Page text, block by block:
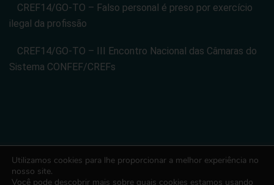
CREF14/GO-TO – Falso personal é preso por exercício
ilegal da profissão
CREF14/GO-TO – III Encontro Nacional das Câmaras do
Sistema CONFEF/CREFs
CONSELHO REGIONAL DE EDUCACAO FISICA DA 14 REGIAO -
CREF14/GO-TO. CNPJ: 08.024.822/0001-14
Utilizamos cookies para lhe proporcionar a melhor experiência no
nosso site.
Você pode descobrir mais sobre quais cookies estamos usando